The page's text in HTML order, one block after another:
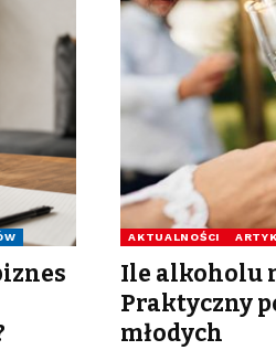
AKTUALNOŚCI
Ile alkoholu
Praktyczny
młodych